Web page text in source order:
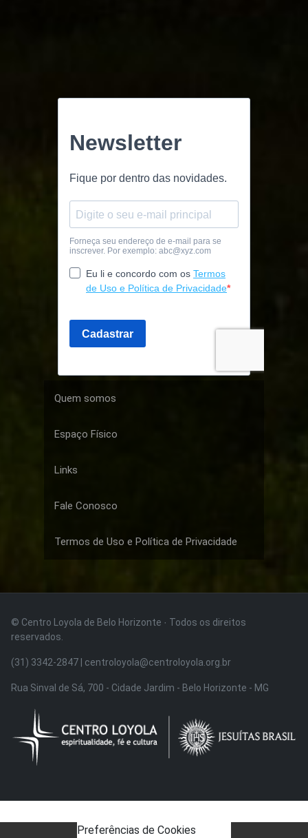
Quem somos
Espaço Físico
Links
Fale Conosco
Termos de Uso e Política de Privacidade
© Centro Loyola de Belo Horizonte · Todos os direitos
reservados.
(31) 3342-2847 | centroloyola@centroloyola.org.br
Rua Sinval de Sá, 700 - Cidade Jardim - Belo Horizonte - MG
Preferências de Cookies